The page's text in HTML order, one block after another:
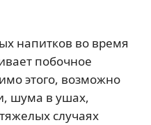
напитков во время
побочное
этого, возможно
шума в ушах,
случаях